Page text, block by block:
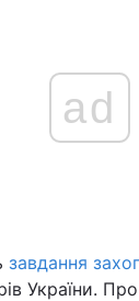
ad
завдання
України.